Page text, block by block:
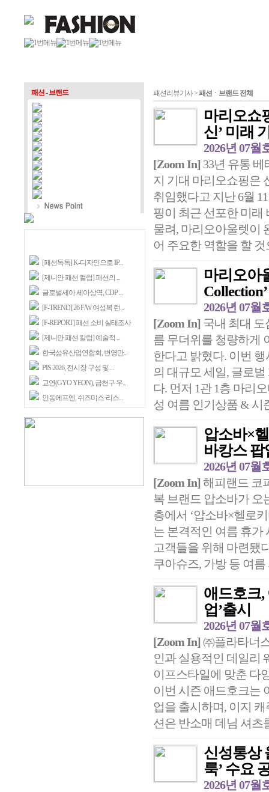
패션 - 브랜드
[패션톡톡] K-디자인으로 IP...
[제니안 패션 컬럼] 패션의 ...
글로벌세아 세아상역, CDP ...
[F-TREND] 26 F/W 여성복 런...
[F-REPORT] 패션 소비 실태조사
[제니안 패션 칼럼] 예술적 ...
한국섬유산업연합회, 변영만...
PIS 2026, 전시장 구성 및 ...
교연(GYO YEON), 금천구 우...
인동에프엔, 쉬즈미스·리스...
패션리뷰기사 >패션ㆍ브랜드 전체
마리오쇼
신’ 미래
2026년 07월
[Zoom In] 33년 유통
지 기대 마리오쇼핑은
취임했다고 지난 6월
핑이 최근 선포한 미래
물려, 마리오아울렛이
어 주요한 역할을 할 것
마리오아
2026년 07월
[Zoom In] 국내 최대
름 무더위를 청량하게
한다고 밝혔다. 이번
의 대규모 세일, 글로
다. 먼저 1관 1층 마리
성 여름 인기상품 & 시
압소바×
바캉스 팝
2026년 07월
[Zoom In]해피랜드 코
복 브랜드 압소바가 오
층에서 ‘압소바×헬로
는 본격적인 여름 휴가
고객들을 위해 마련됐
쿠아슈즈, 가방 등 여
애드호크,
업’출시
2026년 07월
[Zoom In]㈜플라타너
인과 실용적인 데일리
이프스타일에 맞춘 다
이번 시즌 애드호크는
업을 출시하며, 이지
션은 반소매 데님 셔츠
신성통상
룩’ 수요
2026년 07월